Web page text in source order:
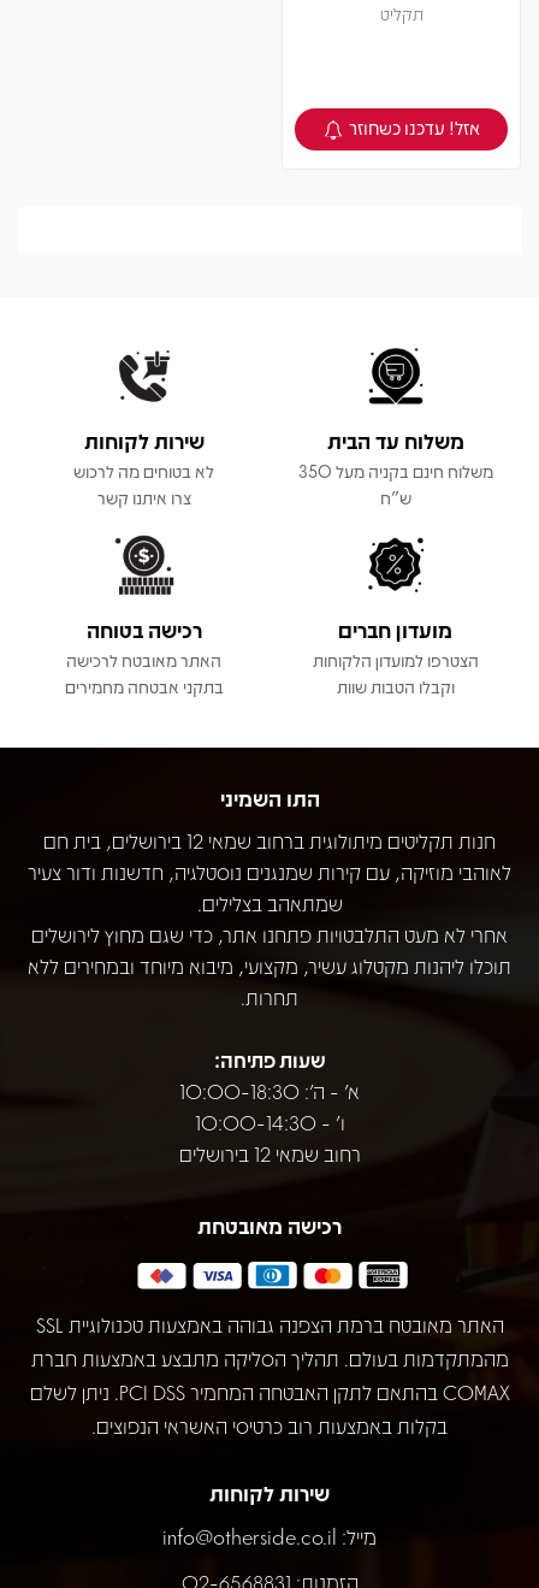
תקליט
צפיה במוצר
אזל! עדכנו כשחוזר
משלוח עד הבית
משלוח חינם בקניה מעל 350
ש"ח
שירות לקוחות
לא בטוחים מה לרכוש
צרו איתנו קשר
מועדון חברים
הצטרפו למועדון הלקוחות
וקבלו הטבות שוות
רכישה בטוחה
האתר מאובטח לרכישה
בתקני אבטחה מחמירים
התו השמיני
חנות תקליטים מיתולוגית ברחוב שמאי 12 בירושלים, בית חם
לאוהבי מוזיקה, עם קירות שמנגנים נוסטלגיה, חדשנות ודור צעיר
שמתאהב בצלילים.
אחרי לא מעט התלבטויות פתחנו אתר, כדי שגם מחוץ לירושלים
תוכלו ליהנות מקטלוג עשיר, מקצועי, מיבוא מיוחד ובמחירים ללא
תחרות.
שעות פתיחה:
א' - ה': 10:00-18:30
ו' - 10:00-14:30
רחוב שמאי 12 בירושלים
רכישה מאובטחת
האתר מאובטח ברמת הצפנה גבוהה באמצעות טכנולוגיית SSL
מהמתקדמות בעולם. תהליך הסליקה מתבצע באמצעות חברת
COMAX בהתאם לתקן האבטחה המחמיר PCI DSS. ניתן לשלם
בקלות באמצעות רוב כרטיסי האשראי הנפוצים.
שירות לקוחות
מייל: info@otherside.co.il
הזמנות: 02-6568831